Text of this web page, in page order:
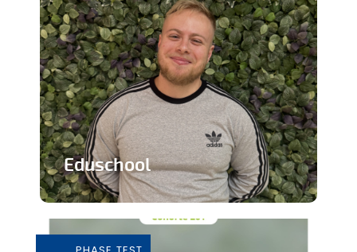
Eduschool
de professeurs en secondaire